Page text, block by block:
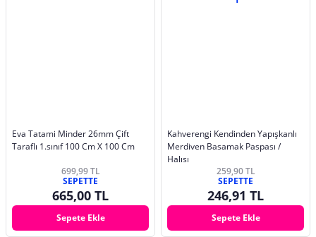
Eva Tatami Minder 26mm Çift
Taraflı 1.sınıf 100 Cm X 100 Cm
699,99 TL
SEPETTE
665,00 TL
Sepete Ekle
Kahverengi Kendinden Yapışkanlı
Merdiven Basamak Paspası /
Halısı
259,90 TL
SEPETTE
246,91 TL
Sepete Ekle